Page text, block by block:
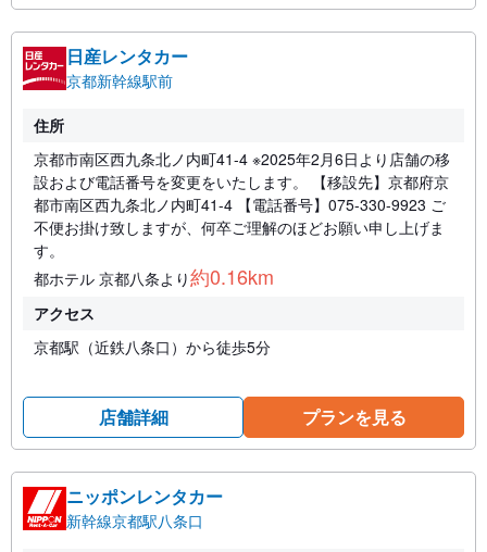
日産レンタカー
京都新幹線駅前
住所
京都市南区西九条北ノ内町41-4 ※2025年2月6日より店舗の移
設および電話番号を変更をいたします。 【移設先】京都府京
都市南区西九条北ノ内町41-4 【電話番号】075-330-9923 ご
不便お掛け致しますが、何卒ご理解のほどお願い申し上げま
す。
都ホテル 京都八条より約0.16km
アクセス
京都駅（近鉄八条口）から徒歩5分
店舗詳細 プランを見る
ニッポンレンタカー
新幹線京都駅八条口